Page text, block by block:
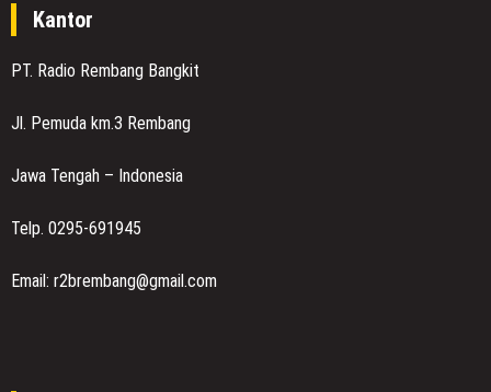
Kantor
PT. Radio Rembang Bangkit
Jl. Pemuda km.3 Rembang
Jawa Tengah – Indonesia
Telp. 0295-691945
Email: r2brembang@gmail.com